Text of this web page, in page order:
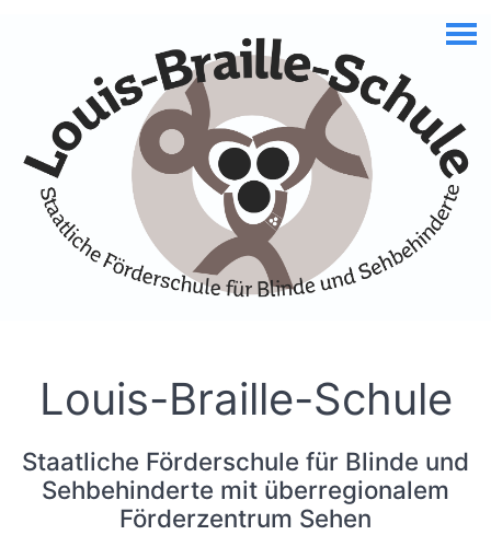
Louis-Braille-Schule
Staatliche Förderschule für Blinde und
Sehbehinderte mit überregionalem
Förderzentrum Sehen